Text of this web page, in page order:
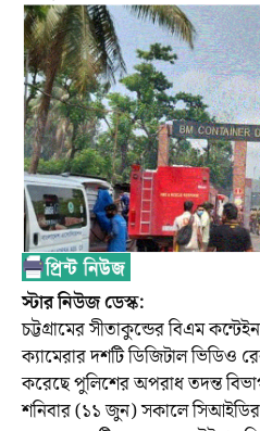
স্টার নিউজ ডেস্ক:
চট্টগ্রামের সীতাকুন্ডের বিএম
ক্যামেরার দশটি ডিজিটাল ভিডিও
করেছে পুলিশের অপরাধ তদন্ত
শনিবার (১১ জুন) সকালে